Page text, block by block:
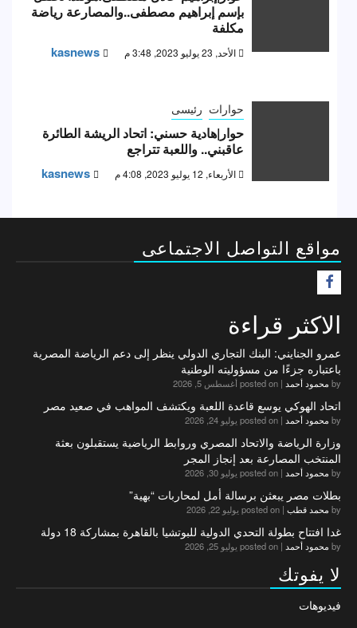
بإسم إبراهيم مصطفى..والمصارعة رياضة
مكلفة
الأحد, 23 يوليو 2023, 3:48 م kasnews
حوارات رئيسى
حوار|هادية حسني: اتحاد الريشة الطائرة
عاقبني.. واللعبة تتراجع
الأربعاء, 12 يوليو 2023, 4:08 م kasnews
مواقع التواصل الاجتماعى
الاكثر قراءة
عمرو الجنايني: البنك التجاري الدولي ينظر إلى دعم الرياضة المصرية
باعتباره جزءًا من مسؤوليته الوطنية
by محمود أحمد | posted on أغسطس 5, 2026
اتحاد الهوكي يوسع قاعدة اللعبة ويكتشف المواهب في صعيد مصر
by محمود أحمد | posted on يوليو 24, 2026
وزارة الرياضة والاتحاد المصري وروابط الرياضية يستقبلون بعثة
المنتخب المصارعة بعد إنجاز المجر
by محمود أحمد | posted on يوليو 30, 2026
بطلات مصر يبعثن برسالة أمل لمحاربات “بهية”
by محمد قطب | posted on يوليو 22, 2026
غدا افتتاح بطولة التحدي الدولية للبوتشيا بالقاهرة بمشاركة 18 دولة
by محمود أحمد | posted on يوليو 25, 2026
لا يفوتك
فيديوهات